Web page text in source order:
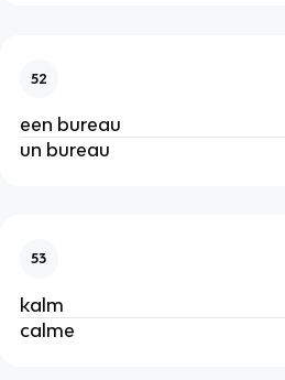
52
een bureau
un bureau
53
kalm
calme